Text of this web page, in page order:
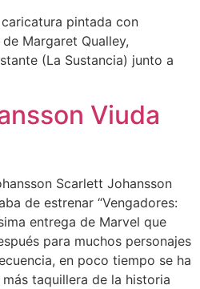
pintada con
Margaret Qualley,
(La Sustancia) junto a
Viuda
Scarlett Johansson
de estrenar “Vengadores:
entrega de Marvel que
para muchos personajes
en poco tiempo se ha
taquillera de la historia